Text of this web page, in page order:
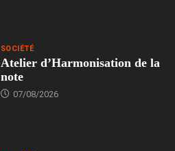
SOCIÉTÉ
Atelier d’Harmonisation de la
note
07/08/2026